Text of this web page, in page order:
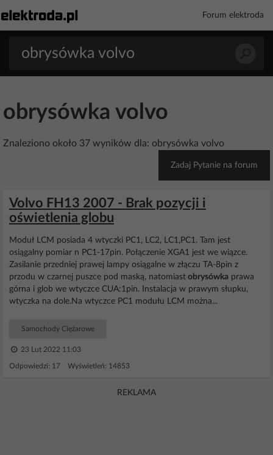
Forum elektroda
obrysówka volvo
Znaleziono około 37 wyników dla: obrysówka volvo
Zadaj Pytanie na forum
Volvo FH13 2007 - Brak pozycji i
oświetlenia globu
Moduł LCM posiada 4 wtyczki PC1, LC2, LC1,PC1. Tam jest
osiągalny pomiar n PC1-17pin. Połączenie XGA1 jest we wiązce.
Zasilanie przedniej prawej lampy osiągalne w złączu TA-8pin z
przodu w czarnej puszce pod maską, natomiast obrysówka prawa
górna i glob we wtyczce CUA:1pin. Instalacja w prawym słupku,
wtyczka na dole.Na wtyczce PC1 modułu LCM można...
Samochody Ciężarowe
23 Lut 2022 11:03
Odpowiedzi: 17 Wyświetleń: 14853
REKLAMA